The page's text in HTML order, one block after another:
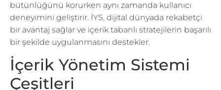
bütünlüğünü korurken aynı zamanda kullanıcı
deneyimini geliştirir. İYS, dijital dünyada rekabetçi
bir avantaj sağlar ve içerik tabanlı stratejilerin başarılı
bir şekilde uygulanmasını destekler.
İçerik Yönetim Sistemi
Çeşitleri